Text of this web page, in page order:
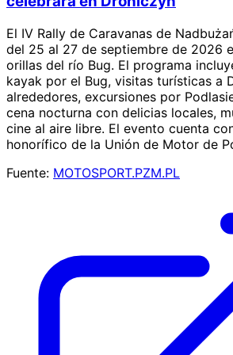
El IV Rally de Caravanas de
del 25 al 27 de septiembre de 2026
orillas del río Bug. El programa
kayak por el Bug, visitas turísticas a
alrededores, excursiones por
cena nocturna con delicias locales,
cine al aire libre. El evento cuenta
honorífico de la Unión de Motor de
Fuente: MOTOSPORT.PZM.PL